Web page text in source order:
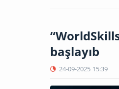
başlayıb
24-09-2025 15:39